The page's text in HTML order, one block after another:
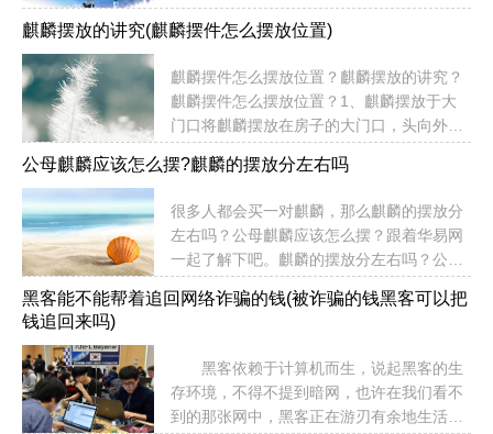
无险。会有不平常事情发生，可要多加注意
险。但是不同的人梦到金蟾的寓意也是不一
样的已婚者梦见金蟾预示出远门，无碍，尽
情放松吧。生意人梦见金蟾主...
头、鹿角，虎眼、麋身、龙鳞，牛尾就于一
麒麟的身体像麝鹿，它被古人视为神宠、仁
宠。麒麟长寿，能活两千年。能吐火，声音
如雷。“有毛之虫三百六十，而麒麟为之
长”（有毛之虫：有毛的动物）。麒麟与凤、
祠堂、大宅上的装饰品，有旺丁、挡煞、镇
宅、振官威之用，也是权贵的象征。貔貅貔
貅者，其身形如虎豹，其首尾...
麒麟摆放的讲究(麒麟摆件怎么摆放位置)
麒麟摆件怎么摆放位置？麒麟摆放的讲究？
麒麟摆件怎么摆放位置？1、麒麟摆放于大
门口将麒麟摆放在房子的大门口，头向外，
宜，摆放在房子的大门，可以旺家中男女之
在书房或者室内的文昌位，一搬摆放一对麒
麟在书房的桌上或者办公桌上，头朝门口，
尾朝自己。雌雄的话，一左一右就行。如果
是利用麒麟来催财，可以摆放一对麒麟在财
可以助官运畅通。4、麒麟摆放在卧室将麒
麟摆放在卧室之内，是祈求得...
公母麒麟应该怎么摆?麒麟的摆放分左右吗
很多人都会买一对麒麟，那么麒麟的摆放分
左右吗？公母麒麟应该怎么摆？跟着华易网
一起了解下吧。麒麟的摆放分左右吗？公母
龟神，在古时被称为四灵兽，中国认为麒麟
不重视。麒麟用途非常广泛，麒麟可以帮助
屋主挡煞，放置在大门口便最为恰当，也没
有方向之分，更不会因为摆放不当而令你交
黑客能不能帮着追回网络诈骗的钱(被诈骗的钱黑客可以把
钱追回来吗)
黑客依赖于计算机而生，说起黑客的生
存环境，不得不提到暗网，也许在我们看不
到的那张网中，黑客正在游刃有余地生活